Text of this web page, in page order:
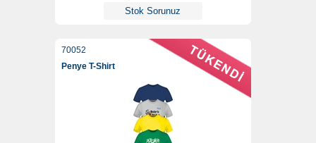
Stok Sorunuz
70052
Penye T-Shirt